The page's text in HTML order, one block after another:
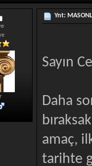
Ynt:
Sayın
Daha
amaç,
tarihte